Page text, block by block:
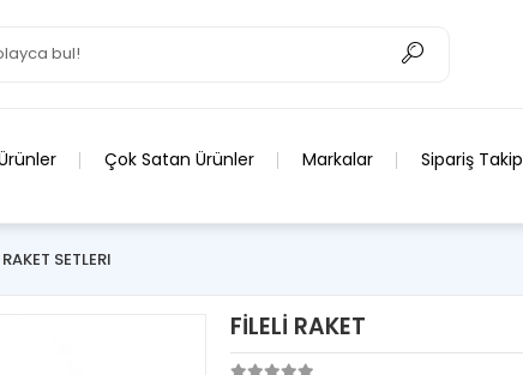
Çok Satan Ürünler Markalar Sipariş Takip
SETLERI
FİLELİ RAKET